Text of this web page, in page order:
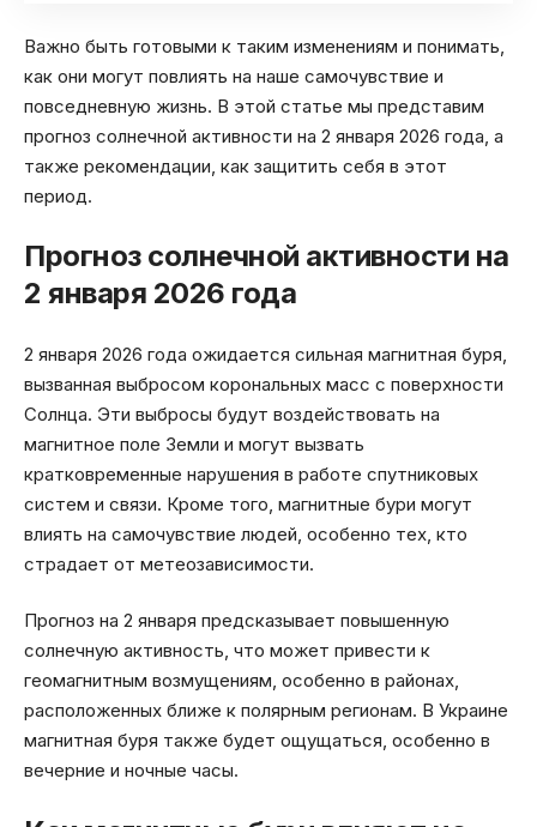
Важно быть готовыми к таким изменениям и понимать,
как они могут повлиять на наше самочувствие и
повседневную жизнь. В этой статье мы представим
прогноз солнечной активности на 2 января 2026 года, а
также рекомендации, как защитить себя в этот
период.
Прогноз солнечной активности на
2 января 2026 года
2 января 2026 года ожидается сильная магнитная буря,
вызванная выбросом корональных масс с поверхности
Солнца. Эти выбросы будут воздействовать на
магнитное поле Земли и могут вызвать
кратковременные нарушения в работе спутниковых
систем и связи. Кроме того, магнитные бури могут
влиять на самочувствие людей, особенно тех, кто
страдает от метеозависимости.
Прогноз на 2 января предсказывает повышенную
солнечную активность, что может привести к
геомагнитным возмущениям, особенно в районах,
расположенных ближе к полярным регионам. В Украине
магнитная буря также будет ощущаться, особенно в
вечерние и ночные часы.